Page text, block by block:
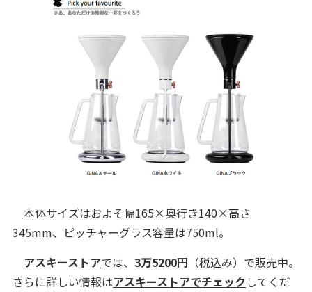
本体サイズはおよそ幅165×奥行き140×高さ
345mm、ピッチャーグラス容量は750ml。
アスキーストアでは、 3万5200円 （税込み）で販売中。
さらに詳しい情報はアスキーストアでチェックしてくだ